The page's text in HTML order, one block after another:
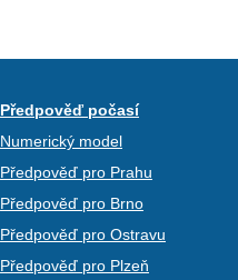
Předpověď počasí
Numerický model
Předpověď pro Prahu
Předpověď pro Brno
Předpověď pro Ostravu
Předpověď pro Plzeň